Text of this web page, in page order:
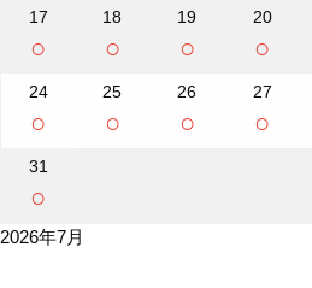
17
○
18
○
19
○
20
○
24
○
25
○
26
○
27
○
31
○
2026年7月